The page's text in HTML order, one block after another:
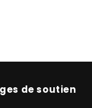
de soutien